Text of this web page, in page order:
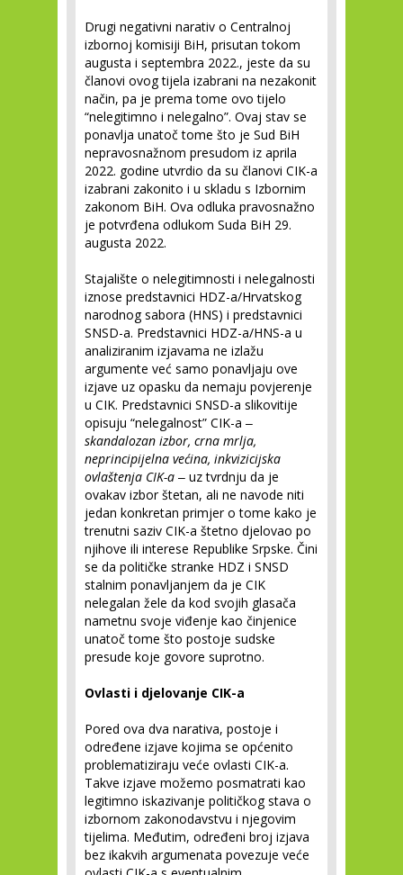
Drugi negativni narativ o Centralnoj
izbornoj komisiji BiH, prisutan tokom
augusta i septembra 2022., jeste da su
članovi ovog tijela izabrani na nezakonit
način, pa je prema tome ovo tijelo
“nelegitimno i nelegalno”. Ovaj stav se
ponavlja unatoč tome što je Sud BiH
nepravosnažnom presudom iz aprila
2022. godine utvrdio da su članovi CIK-a
izabrani zakonito i u skladu s Izbornim
zakonom BiH. Ova odluka pravosnažno
je potvrđena odlukom Suda BiH 29.
augusta 2022.
Stajalište o nelegitimnosti i nelegalnosti
iznose predstavnici HDZ-a/Hrvatskog
narodnog sabora (HNS) i predstavnici
SNSD-a. Predstavnici HDZ-a/HNS-a u
analiziranim izjavama ne izlažu
argumente već samo ponavljaju ove
izjave uz opasku da nemaju povjerenje
u CIK. Predstavnici SNSD-a slikovitije
opisuju “nelegalnost” CIK-a ‒
skandalozan izbor, crna mrlja,
neprincipijelna većina, inkvizicijska
ovlaštenja CIK-a ‒ uz tvrdnju da je
ovakav izbor štetan, ali ne navode niti
jedan konkretan primjer o tome kako je
trenutni saziv CIK-a štetno djelovao po
njihove ili interese Republike Srpske. Čini
se da političke stranke HDZ i SNSD
stalnim ponavljanjem da je CIK
nelegalan žele da kod svojih glasača
nametnu svoje viđenje kao činjenice
unatoč tome što postoje sudske
presude koje govore suprotno.
Ovlasti i djelovanje CIK-a
Pored ova dva narativa, postoje i
određene izjave kojima se općenito
problematiziraju veće ovlasti CIK-a.
Takve izjave možemo posmatrati kao
legitimno iskazivanje političkog stava o
izbornom zakonodavstvu i njegovim
tijelima. Međutim, određeni broj izjava
bez ikakvih argumenata povezuje veće